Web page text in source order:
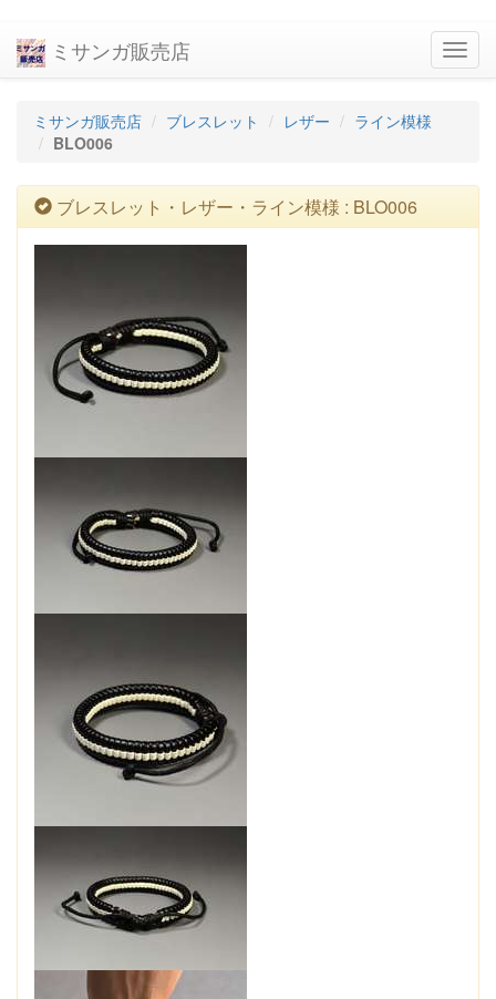
ミサンガ販売店
ミサンガ販売店 ブレスレット レザー
ライン模様
BLO006
ブレスレット・レザー・ライン模様 : BLO006